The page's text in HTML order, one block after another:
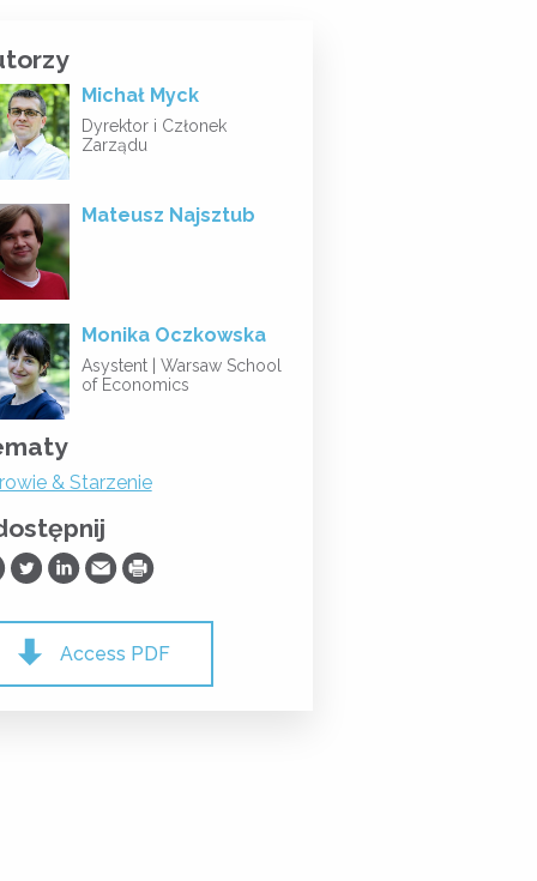
Michał Myck
Dyrektor i Członek
Zarządu
Mateusz Najsztub
Monika Oczkowska
Asystent | Warsaw School
of Economics
& Starzenie
na Facebooku
Udostępnij na Twitterze
Udostępnij na LinkedIn
Prześlij Emailem
Drukuj
Access PDF